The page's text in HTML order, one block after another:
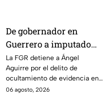
De gobernador en
Guerrero a imputado
por la "Verdad
Histórica"; Así fue como
Ángel Aguirre obstruyó
la justicia en caso
La FGR detiene a Ángel
Aguirre por el delito de
ocultamiento de evidencia en
el caso Ayotzinapa. Esta es la
06 agosto, 2026